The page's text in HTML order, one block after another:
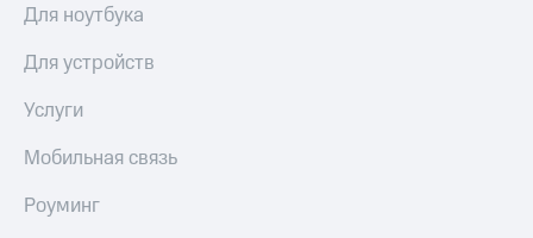
Для ноутбука
Для устройств
Услуги
Мобильная связь
Роуминг